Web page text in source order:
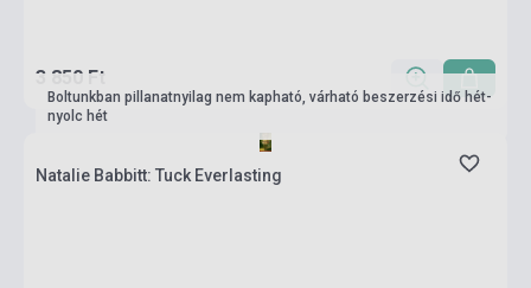
3 850 Ft
Boltunkban pillanatnyilag nem kapható, várható beszerzési idő hét-
nyolc hét
Natalie Babbitt: Tuck Everlasting